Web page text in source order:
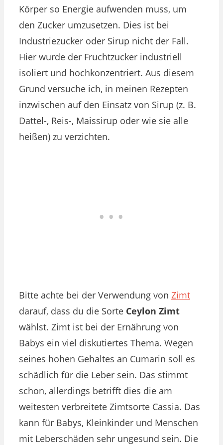
Körper so Energie aufwenden muss, um
den Zucker umzusetzen. Dies ist bei
Industriezucker oder Sirup nicht der Fall.
Hier wurde der Fruchtzucker industriell
isoliert und hochkonzentriert. Aus diesem
Grund versuche ich, in meinen Rezepten
inzwischen auf den Einsatz von Sirup (z. B.
Dattel-, Reis-, Maissirup oder wie sie alle
heißen) zu verzichten.
Bitte achte bei der Verwendung von Zimt
darauf, dass du die Sorte Ceylon Zimt
wählst. Zimt ist bei der Ernährung von
Babys ein viel diskutiertes Thema. Wegen
seines hohen Gehaltes an Cumarin soll es
schädlich für die Leber sein. Das stimmt
schon, allerdings betrifft dies die am
weitesten verbreitete Zimtsorte Cassia. Das
kann für Babys, Kleinkinder und Menschen
mit Leberschäden sehr ungesund sein. Die